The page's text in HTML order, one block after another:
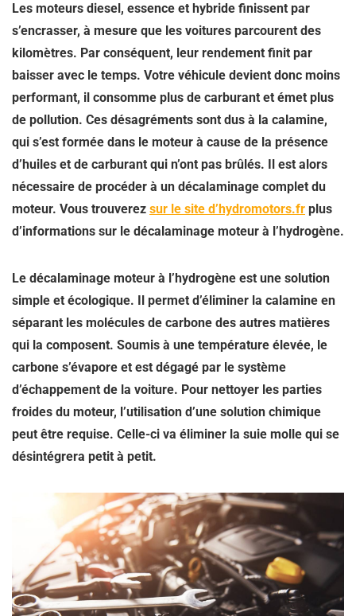
Les moteurs diesel, essence et hybride finissent par
s’encrasser, à mesure que les voitures parcourent des
kilomètres. Par conséquent, leur rendement finit par
baisser avec le temps. Votre véhicule devient donc moins
performant, il consomme plus de carburant et émet plus
de pollution. Ces désagréments sont dus à la calamine,
qui s’est formée dans le moteur à cause de la présence
d’huiles et de carburant qui n’ont pas brûlés. Il est alors
nécessaire de procéder à un décalaminage complet du
moteur. Vous trouverez sur le site d’hydromotors.fr plus
d’informations sur le décalaminage moteur à l’hydrogène.
Le décalaminage moteur à l’hydrogène est une solution
simple et écologique. Il permet d’éliminer la calamine en
séparant les molécules de carbone des autres matières
qui la composent. Soumis à une température élevée, le
carbone s’évapore et est dégagé par le système
d’échappement de la voiture. Pour nettoyer les parties
froides du moteur, l’utilisation d’une solution chimique
peut être requise. Celle-ci va éliminer la suie molle qui se
désintégrera petit à petit.